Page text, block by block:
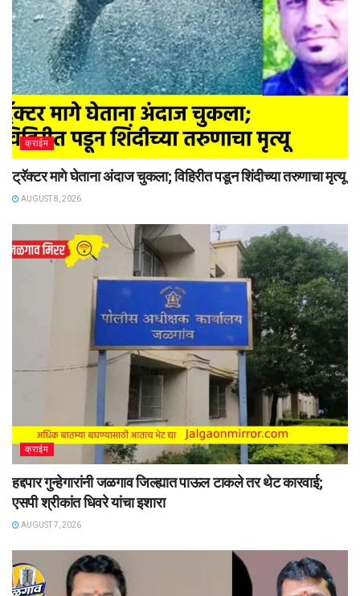
क्राईम
ट्रॅक्टर मागे घेताना अंदाज चुकला; विहिरीत पडून शिंदीच्या तरुणाचा मृत्यू
AUGUST 8, 2026
क्राईम
हद्दपार गुन्हेगारांनी जळगाव जिल्ह्यात पाऊल टाकले तर थेट कारवाई;
एसपी श्रीकांत धिवरे यांचा इशारा
AUGUST 7, 2026